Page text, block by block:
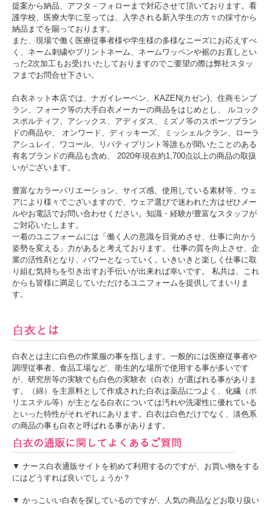
提案から納品、アフタ－フォローまで対応させて頂いております。看
護学校、医療大学に至っては、入学される新入学生の方々の採寸から
納品までを賜っております。
また、現場で働く医療従事者様や学生様の多様なニーズにお応えすべ
く、ネーム刺繍やプリントネーム、ネームワッペンや裾のお直しとい
った2次加工もお受けいたしておりますのでご要望の際は弊社スタッ
フまでお問合せ下さい。
白衣ネット本店では、ナガイレーベン、KAZEN(カゼン)、住商モンブ
ラン、フォーク等の大手白衣メーカーの商品をはじめとし、 ルコック
スポルティフ、アシックス、アディダス、ミズノ等のスポーツブラン
ドの商品や、 オンワード、ディッキーズ、ミッシェルクラン、ローラ
アシュレイ、ワコール、リバティプリント等誰もが聞いたことのある
有名ブランドの商品も含め、 2020年現在約1,700点以上の商品の取扱
いがございます。
豊富なカラーバリエーション、サイズ感、使用している素材等、ウェ
アにより様々でございますので、ウェア選びで迷われた方はぜひメー
ルやお電話でお問い合わせください。知識・経験が豊富なスタッフが
ご対応いたします。
一着のユニフォームには「働く人の意識を目覚めさせ、仕事に向かう
姿勢を変える」力があると考えております。 仕事の質を向上させ、企
業の活性剤となり、パワーとなっていく。いきいきと楽しく仕事に取
り組む気持ちを引き出すお手伝いが出来れば幸いです。 私共は、これ
からも皆様に満足していただけるユニフォームを提供してまいりま
す。
白衣とは主に白色の作業服の事を指します。一般的には医療従事者や
調理従事者、食品工場など、衛生的な場所で使用する事が多いです
が、研究所等の実験でも白色の実験衣（白衣）が選ばれる事がありま
す。（綿）を主原料として作成された白衣は薬品につよく、化繊（ポ
リエステル等）が主となる白衣については汚れや洗濯性に優れている
といった特性がそれぞれにあります。白衣は白色だけでなく、淡色系
の商品の事も白衣と呼ばれる事があります。
▼ ナース白衣通販サイトを初めて利用するのですが、お買い物をする
にはどうすれば良いでしょうか？
▼ かっこいい白衣を探しているのですが、人気の商品などお取り扱い